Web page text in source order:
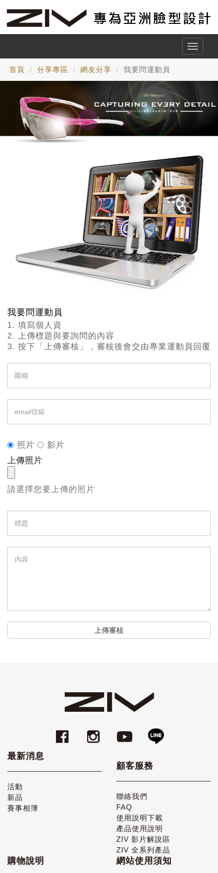
Toggle
首頁 分享專區 網友分享 我要問運動員
我要問運動員
1. 填寫個人資
2. 上傳標題與要詢問的內容
3. 按下「上傳審核」，審核後會交由專業運動員回覆
稱
信
箱
照片
影片
上傳照片
請選擇您要上傳的照片
題
容
上傳審核
最新消息
活動
新品
賽事相簿
顧客服務
聯絡我們
FAQ
使用說明下載
產品使用說明
ZIV 影片解說區
ZIV 全系列產品
購物說明 網站使用須知